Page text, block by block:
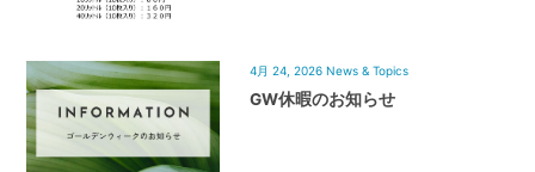
4月 24, 2026 News & Topics
GW休暇のお知らせ